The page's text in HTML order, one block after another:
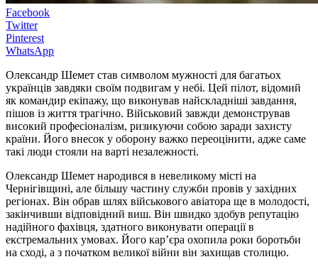
Facebook
Twitter
Pinterest
WhatsApp
Олександр Шемет став символом мужності для багатьох
українців завдяки своїм подвигам у небі. Цей пілот, відомий
як командир екіпажу, що виконував найскладніші завдання,
пішов із життя трагічно. Військовий завжди демонстрував
високий професіоналізм, ризикуючи собою заради захисту
країни. Його внесок у оборону важко переоцінити, адже саме
такі люди стояли на варті незалежності.
Олександр Шемет народився в невеликому місті на
Чернігівщині, але більшу частину служби провів у західних
регіонах. Він обрав шлях військового авіатора ще в молодості,
закінчивши відповідний виш. Він швидко здобув репутацію
надійного фахівця, здатного виконувати операції в
екстремальних умовах. Його кар’єра охопила роки боротьби
на сході, а з початком великої війни він захищав столицю.